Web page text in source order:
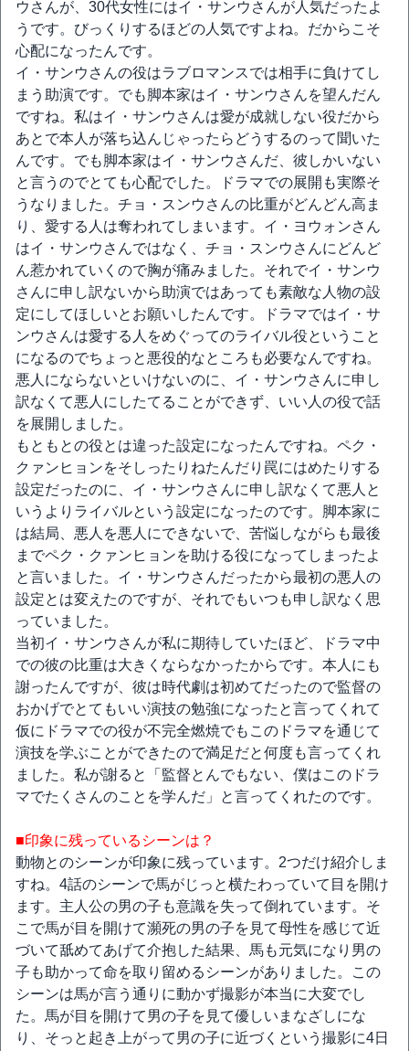
ウさんが、30代女性にはイ・サンウさんが人気だったよ
うです。びっくりするほどの人気ですよね。だからこそ
心配になったんです。
イ・サンウさんの役はラブロマンスでは相手に負けてし
まう助演です。でも脚本家はイ・サンウさんを望んだん
ですね。私はイ・サンウさんは愛が成就しない役だから
あとで本人が落ち込んじゃったらどうするのって聞いた
んです。でも脚本家はイ・サンウさんだ、彼しかいない
と言うのでとても心配でした。ドラマでの展開も実際そ
うなりました。チョ・スンウさんの比重がどんどん高ま
り、愛する人は奪われてしまいます。イ・ヨウォンさん
はイ・サンウさんではなく、チョ・スンウさんにどんど
ん惹かれていくので胸が痛みました。それでイ・サンウ
さんに申し訳ないから助演ではあっても素敵な人物の設
定にしてほしいとお願いしたんです。ドラマではイ・サ
ンウさんは愛する人をめぐってのライバル役ということ
になるのでちょっと悪役的なところも必要なんですね。
悪人にならないといけないのに、イ・サンウさんに申し
訳なくて悪人にしたてることができず、いい人の役で話
を展開しました。
もともとの役とは違った設定になったんですね。ペク・
クァンヒョンをそしったりねたんだり罠にはめたりする
設定だったのに、イ・サンウさんに申し訳なくて悪人と
いうよりライバルという設定になったのです。脚本家に
は結局、悪人を悪人にできないで、苦悩しながらも最後
までペク・クァンヒョンを助ける役になってしまったよ
と言いました。イ・サンウさんだったから最初の悪人の
設定とは変えたのですが、それでもいつも申し訳なく思
っていました。
当初イ・サンウさんが私に期待していたほど、ドラマ中
での彼の比重は大きくならなかったからです。本人にも
謝ったんですが、彼は時代劇は初めてだったので監督の
おかげでとてもいい演技の勉強になったと言ってくれて
仮にドラマでの役が不完全燃焼でもこのドラマを通じて
演技を学ぶことができたので満足だと何度も言ってくれ
ました。私が謝ると「監督とんでもない、僕はこのドラ
マでたくさんのことを学んだ」と言ってくれたのです。
■印象に残っているシーンは？
動物とのシーンが印象に残っています。2つだけ紹介しま
すね。4話のシーンで馬がじっと横たわっていて目を開け
ます。主人公の男の子も意識を失って倒れています。そ
こで馬が目を開けて瀕死の男の子を見て母性を感じて近
づいて舐めてあげて介抱した結果、馬も元気になり男の
子も助かって命を取り留めるシーンがありました。この
シーンは馬が言う通りに動かず撮影が本当に大変でし
た。馬が目を開けて男の子を見て優しいまなざしにな
り、そっと起き上がって男の子に近づくという撮影に4日